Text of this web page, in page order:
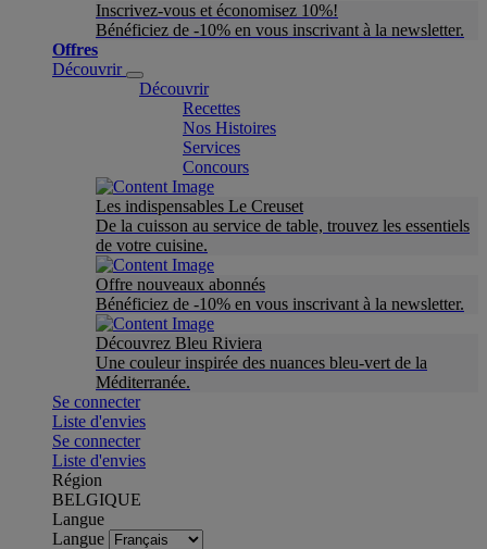
Inscrivez-vous et économisez 10%!
Bénéficiez de -10% en vous inscrivant à la newsletter.
Offres
Découvrir
Découvrir
Recettes
Nos Histoires
Services
Concours
Les indispensables Le Creuset
De la cuisson au service de table, trouvez les essentiels
de votre cuisine.
Offre nouveaux abonnés
Bénéficiez de -10% en vous inscrivant à la newsletter.
Découvrez Bleu Riviera
Une couleur inspirée des nuances bleu-vert de la
Méditerranée.
Se connecter
Liste d'envies
Se connecter
Liste d'envies
Région
BELGIQUE
Langue
Langue